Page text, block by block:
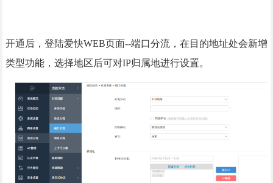
开通后，登陆爱快WEB页面--端口分流，在目的地址处会新增
类型功能，选择地区后可对IP归属地进行设置。